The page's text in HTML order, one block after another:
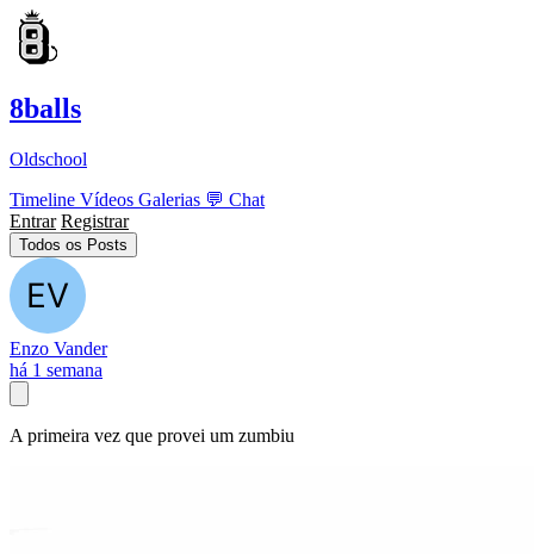
8balls
Oldschool
Timeline Vídeos Galerias 💬 Chat
Entrar Registrar
Todos os Posts
Enzo Vander
há 1 semana
A primeira vez que provei um zumbiu